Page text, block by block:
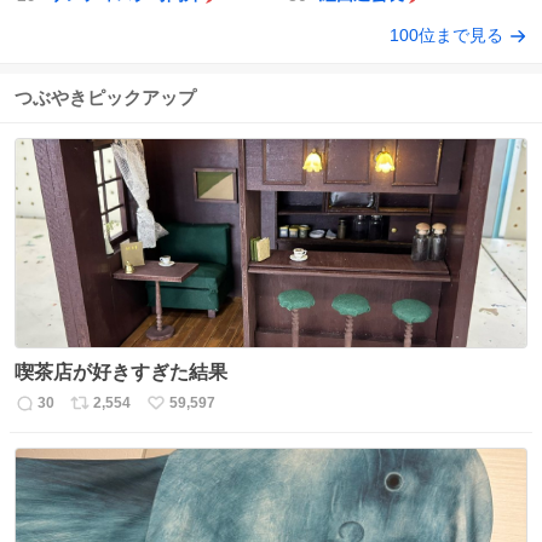
100位まで見る
つぶやきピックアップ
喫茶店が好きすぎた結果
返
数
30
リ
ス
ト
数
2,554
い
ね
数
59,597